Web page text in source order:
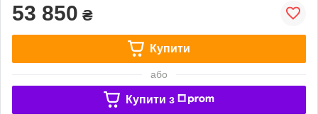
53 850 ₴
Купити
або
Купити з